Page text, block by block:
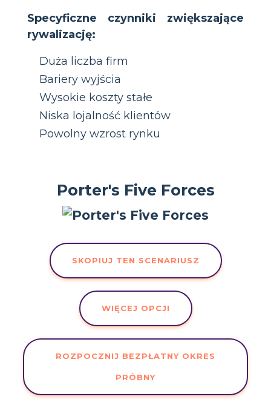
Specyficzne czynniki zwiększające
rywalizację:
Duża liczba firm
Bariery wyjścia
Wysokie koszty stałe
Niska lojalność klientów
Powolny wzrost rynku
Porter's Five Forces
SKOPIUJ TEN SCENARIUSZ
WIĘCEJ OPCJI
ROZPOCZNIJ BEZPŁATNY OKRES
PRÓBNY